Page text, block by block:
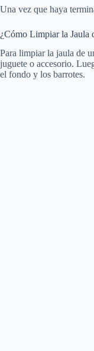
Una vez que haya
¿Cómo Limpiar la Jaula
Para limpiar la jaula de
juguete o accesorio.
el fondo y los barrotes.